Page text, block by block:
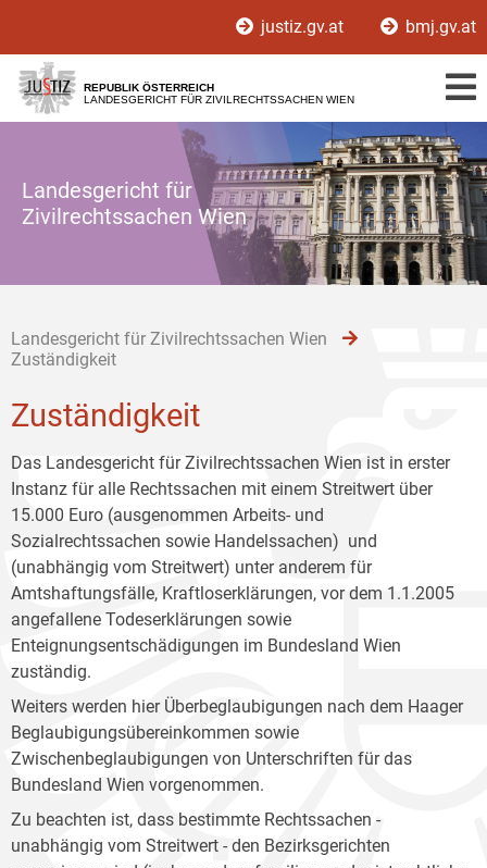
[1]
[2]
[3]
justiz.gv.at bmj.gv.at
REPUBLIK ÖSTERREICH
LANDESGERICHT FÜR ZIVILRECHTSSACHEN WIEN
Landesgericht für
Zivilrechtssachen Wien
Landesgericht für Zivilrechtssachen Wien
Zuständigkeit
Zuständigkeit
Das Landesgericht für Zivilrechtssachen Wien ist in erster
Instanz für alle Rechtssachen mit einem Streitwert über
15.000 Euro (ausgenommen Arbeits- und
Sozialrechtssachen sowie Handelssachen) und
(unabhängig vom Streitwert) unter anderem für
Amtshaftungsfälle, Kraftloserklärungen, vor dem 1.1.2005
angefallene Todeserklärungen sowie
Enteignungsentschädigungen im Bundesland Wien
zuständig.
Weiters werden hier Überbeglaubigungen nach dem Haager
Beglaubigungsübereinkommen sowie
Zwischenbeglaubigungen von Unterschriften für das
Bundesland Wien vorgenommen.
Zu beachten ist, dass bestimmte Rechtssachen -
unabhängig vom Streitwert - den Bezirksgerichten